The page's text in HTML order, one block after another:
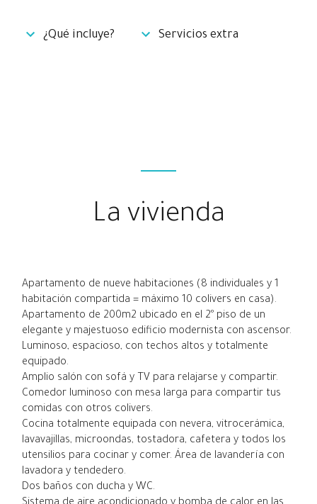
¿Qué incluye? Servicios extra
La vivienda
Apartamento de nueve habitaciones (8 individuales y 1
habitación compartida = máximo 10 colivers en casa).
Apartamento de 200m2 ubicado en el 2º piso de un
elegante y majestuoso edificio modernista con ascensor.
Luminoso, espacioso, con techos altos y totalmente
equipado.
Amplio salón con sofá y TV para relajarse y compartir.
Comedor luminoso con mesa larga para compartir tus
comidas con otros colivers.
Cocina totalmente equipada con nevera, vitrocerámica,
lavavajillas, microondas, tostadora, cafetera y todos los
utensilios para cocinar y comer. Área de lavandería con
lavadora y tendedero.
Dos baños con ducha y WC.